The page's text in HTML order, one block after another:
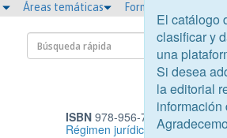
Áreas temáticas Formato
ISBN978-956-7456-02-4
Régimen jurídico de protección
El catálogo
clasificar y
una
Si desea
la editorial
información